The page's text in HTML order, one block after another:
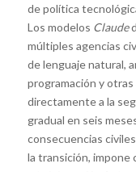
de política
Los modelos Claude
múltiples agencias
de lenguaje natural,
programación y
directamente a la
gradual en seis
consecuencias
la transición, impone